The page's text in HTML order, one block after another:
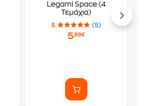
Legami Space (4
Τεμάχια)
5 (5)
5,99€